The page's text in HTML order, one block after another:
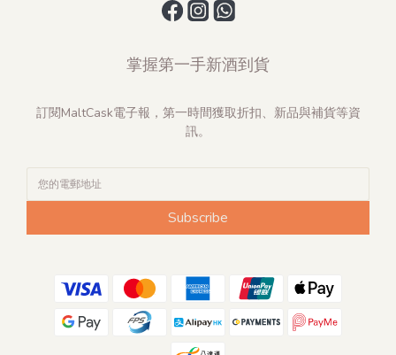
掌握第一手新酒到貨
訂閱MaltCask電子報，第一時間獲取折扣、新品與補貨等資
訊。
Subscribe